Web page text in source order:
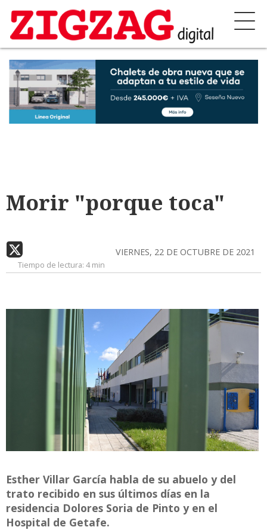
Morir "porque toca"
VIERNES, 22 DE OCTUBRE DE 2021
Tiempo de lectura: 4 min
Esther Villar García habla de su abuelo y del
trato recibido en sus últimos días en la
residencia Dolores Soria de Pinto y en el
Hospital de Getafe.